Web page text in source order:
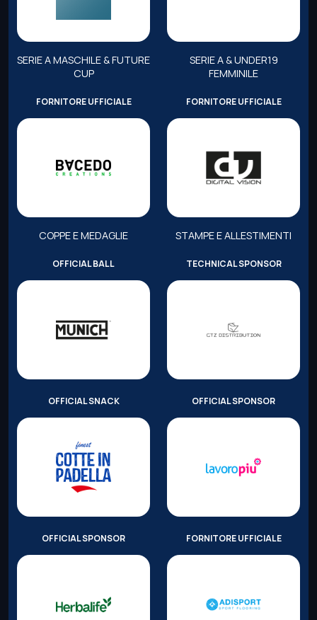
SERIE A MASCHILE & FUTURE
CUP
SERIE A & UNDER19
FEMMINILE
FORNITORE UFFICIALE
COPPE E MEDAGLIE
FORNITORE UFFICIALE
STAMPE E ALLESTIMENTI
OFFICIAL BALL TECHNICAL SPONSOR
OFFICIAL SNACK OFFICIAL SPONSOR
OFFICIAL SPONSOR FORNITORE UFFICIALE